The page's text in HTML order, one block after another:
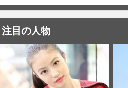
注目の人物